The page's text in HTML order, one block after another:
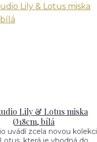
Lily & Lotus miska
Ø18cm, bílá
uvádí zcela novou kolekci